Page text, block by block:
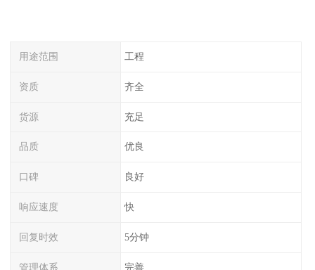
用途范围 工程
资质 齐全
货源 充足
品质 优良
口碑 良好
响应速度 快
回复时效 5分钟
管理体系 完善